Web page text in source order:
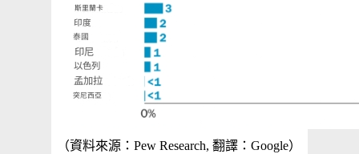
（資料來源：Pew Research, 翻譯：Google）